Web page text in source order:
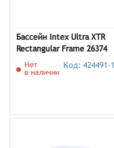
Бассейн Intex Ultra XTR
Rectangular Frame 26374
Нет
в наличии
Код: 424491-1